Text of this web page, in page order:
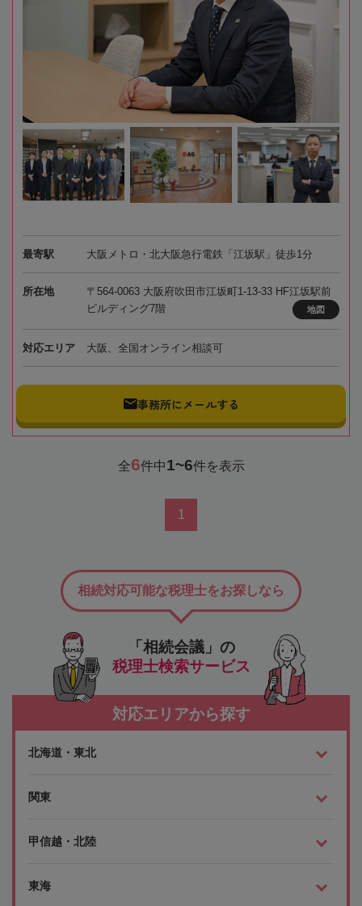
最寄駅 大阪メトロ・北大阪急行電鉄「江坂駅」徒歩1分
所在地
〒564-0063 大阪府吹田市江坂町1-13-33 HF江坂駅前
ビルディング7階
地図
対応エリア 大阪、全国オンライン相談可
事務所にメールする
全6件中1~6件を表示
1
「相続会議」の
税理士検索サービス
相続対応可能な税理士をお探しなら
対応エリアから探す
北海道・東北
関東
甲信越・北陸
東海